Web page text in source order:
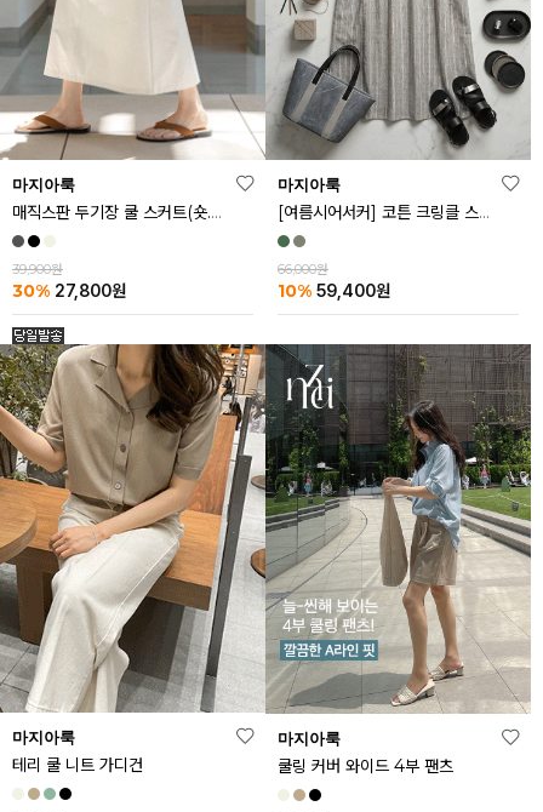
마지아룩
매직스판 두기장 쿨 스커트(숏.기본ver)
39,900원
30% 27,800원
마지아룩
[여름시어서커] 코튼 크링클 스트라이프 원피스
66,000원
10% 59,400원
마지아룩
테리 쿨 니트 가디건
마지아룩
쿨링 커버 와이드 4부 팬츠